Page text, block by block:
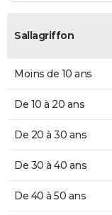
Sallagriffon
Moins de 10 ans
De 10 à 20 ans
De 20 à 30 ans
De 30 à 40 ans
De 40 à 50 ans